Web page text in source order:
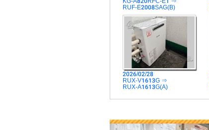
RUF-E2008SAG(B)
2026/02/28
RUX-V1613G ⇒
RUX-A1613G(A)